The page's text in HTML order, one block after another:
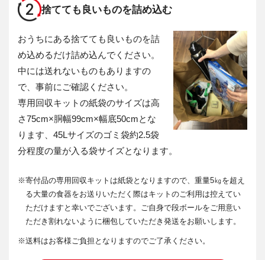
2 捨てても良いものを詰め込む
おうちにある捨てても良いものを詰
め込めるだけ詰め込んでください。
中には送れないものもありますの
で、事前にご確認ください。
専用回収キットの紙袋のサイズは高
さ75cm×胴幅99cm×幅底50cmとな
ります、45Lサイズのゴミ袋約2.5袋
分程度の量が入る袋サイズとなります。
※寄付品の専用回収キットは紙袋となりますので、重量5㎏を超え
る大量の食器をお送りいただく際はキットのご利用は控えてい
ただけますと幸いでございます。ご自身で段ボールをご用意い
ただき割れないように梱包していただき発送をお願いします。
※送料はお客様ご負担となりますのでご了承ください。